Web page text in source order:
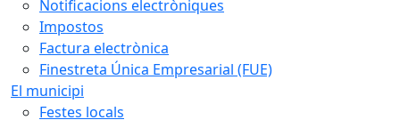
Notificacions electròniques
Impostos
Factura electrònica
Finestreta Única Empresarial (FUE)
El municipi
Festes locals